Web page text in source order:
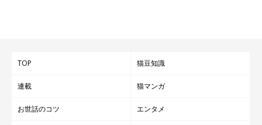
TOP 猫豆知識
連載 猫マンガ
お世話のコツ エンタメ